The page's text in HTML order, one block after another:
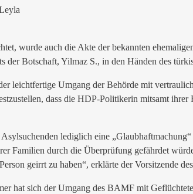
wurde auch die Akte der bekannten
der Botschaft, Yilmaz S., in den Händen des
leichtfertige Umgang der Behörde mit
dass die HDP-Politikerin mitsamt
lediglich eine
Familien durch die Überprüfung gefährdet
geirrt zu haben“, erklärte der Vorsitzende
hat sich der Umgang des BAMF mit